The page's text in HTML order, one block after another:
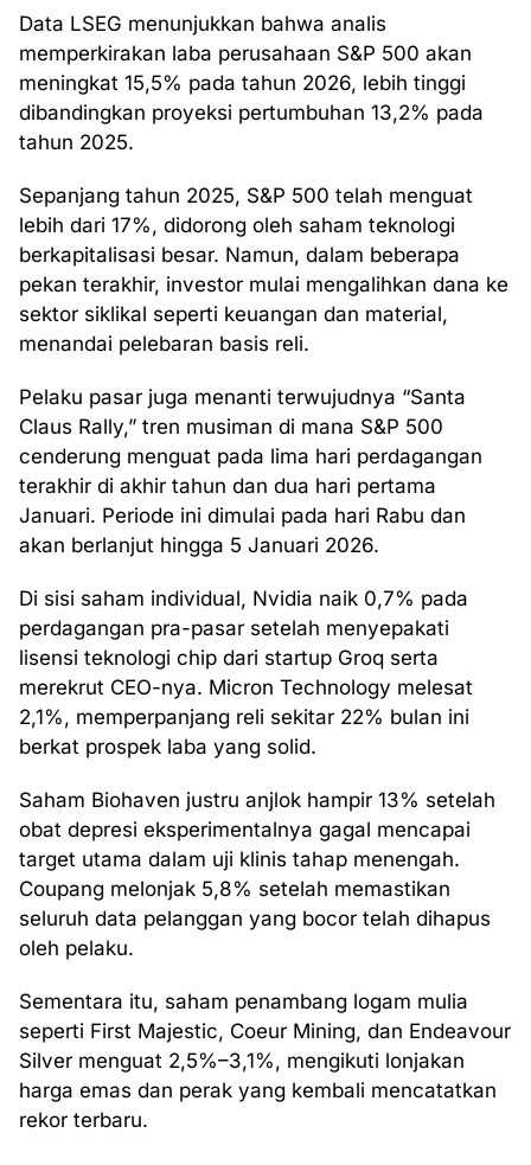
Data LSEG menunjukkan bahwa analis
memperkirakan laba perusahaan S&P 500 akan
meningkat 15,5% pada tahun 2026, lebih tinggi
dibandingkan proyeksi pertumbuhan 13,2% pada
tahun 2025.
Sepanjang tahun 2025, S&P 500 telah menguat
lebih dari 17%, didorong oleh saham teknologi
berkapitalisasi besar. Namun, dalam beberapa
pekan terakhir, investor mulai mengalihkan dana ke
sektor siklikal seperti keuangan dan material,
menandai pelebaran basis reli.
Pelaku pasar juga menanti terwujudnya “Santa
Claus Rally,” tren musiman di mana S&P 500
cenderung menguat pada lima hari perdagangan
terakhir di akhir tahun dan dua hari pertama
Januari. Periode ini dimulai pada hari Rabu dan
akan berlanjut hingga 5 Januari 2026.
Di sisi saham individual, Nvidia naik 0,7% pada
perdagangan pra-pasar setelah menyepakati
lisensi teknologi chip dari startup Groq serta
merekrut CEO-nya. Micron Technology melesat
2,1%, memperpanjang reli sekitar 22% bulan ini
berkat prospek laba yang solid.
Saham Biohaven justru anjlok hampir 13% setelah
obat depresi eksperimentalnya gagal mencapai
target utama dalam uji klinis tahap menengah.
Coupang melonjak 5,8% setelah memastikan
seluruh data pelanggan yang bocor telah dihapus
oleh pelaku.
Sementara itu, saham penambang logam mulia
seperti First Majestic, Coeur Mining, dan Endeavour
Silver menguat 2,5%–3,1%, mengikuti lonjakan
harga emas dan perak yang kembali mencatatkan
rekor terbaru.